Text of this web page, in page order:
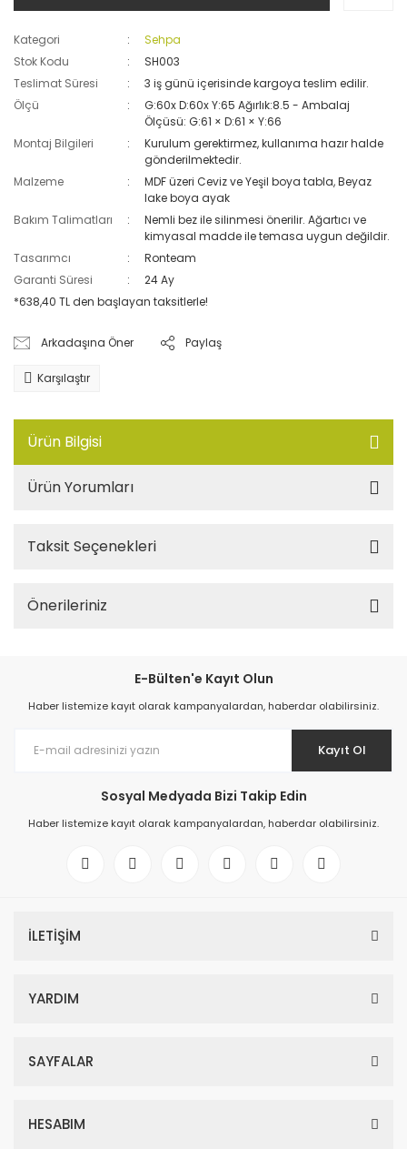
Kategori
Sehpa
Stok Kodu
SH003
Teslimat Süresi
3 iş günü içerisinde kargoya teslim edilir.
Ölçü
G:60x D:60x Y:65 Ağırlık:8.5 - Ambalaj
Ölçüsü: G:61 × D:61 × Y:66
Montaj Bilgileri
Kurulum gerektirmez, kullanıma hazır halde
gönderilmektedir.
Malzeme
MDF üzeri Ceviz ve Yeşil boya tabla, Beyaz
lake boya ayak
Bakım Talimatları
Nemli bez ile silinmesi önerilir. Ağartıcı ve
kimyasal madde ile temasa uygun değildir.
Tasarımcı
Ronteam
Garanti Süresi
24 Ay
*638,40 TL den başlayan taksitlerle!
Arkadaşına Öner Paylaş
Karşılaştır
Ürün Bilgisi
Ürün Yorumları
Taksit Seçenekleri
Önerileriniz
E-Bülten'e Kayıt Olun
Haber listemize kayıt olarak kampanyalardan, haberdar olabilirsiniz.
Kayıt Ol
Sosyal Medyada Bizi Takip Edin
Haber listemize kayıt olarak kampanyalardan, haberdar olabilirsiniz.
İLETİŞİM
YARDIM
SAYFALAR
HESABIM